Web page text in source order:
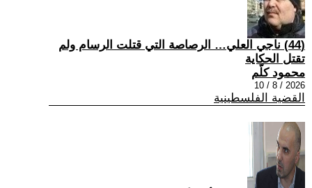
(44) ناجي العلي… الرصاصة التي قتلت الرسام ولم
تقتل الحكاية
محمود كلّم
2026 / 8 / 10
القضية الفلسطينية